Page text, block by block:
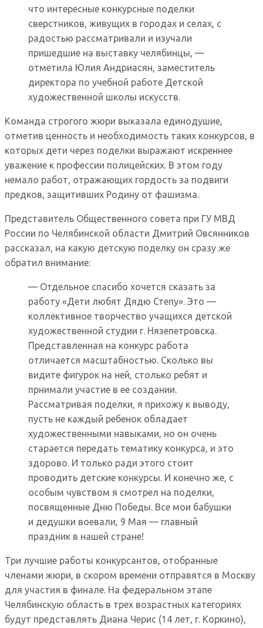
что интересные конкурсные поделки
сверстников, живущих в городах и селах, с
радостью рассматривали и изучали
пришедшие на выставку челябинцы, —
отметила Юлия Андриасян, заместитель
директора по учебной работе Детской
художественной школы искусств.
Команда строгого жюри выказала единодушие,
отметив ценность и необходимость таких конкурсов, в
которых дети через поделки выражают искреннее
уважение к профессии полицейских. В этом году
немало работ, отражающих гордость за подвиги
предков, защитивших Родину от фашизма.
Представитель Общественного совета при ГУ МВД
России по Челябинской области Дмитрий Овсянников
рассказал, на какую детскую поделку он сразу же
обратил внимание:
— Отдельное спасибо хочется сказать за
работу «Дети любят Дядю Степу». Это —
коллективное творчество учащихся детской
художественной студии г. Нязепетровска.
Представленная на конкурс работа
отличается масштабностью. Сколько вы
видите фигурок на ней, столько ребят и
прнимали участие в ее создании.
Рассматривая поделки, я прихожу к выводу,
пусть не каждый ребенок обладает
художественными навыками, но он очень
старается передать тематику конкурса, и это
здорово. И только ради этого стоит
проводить детские конкурсы. И конечно же, с
особым чувством я смотрел на поделки,
посвященные Дню Победы. Все мои бабушки
и дедушки воевали, 9 Мая — главный
праздник в нашей стране!
Три лучшие работы конкурсантов, отобранные
членами жюри, в скором времени отправятся в Москву
для участия в финале. На федеральном этапе
Челябинскую область в трех возрастных категориях
будут представлять Диана Черис (14 лет, г. Коркино),